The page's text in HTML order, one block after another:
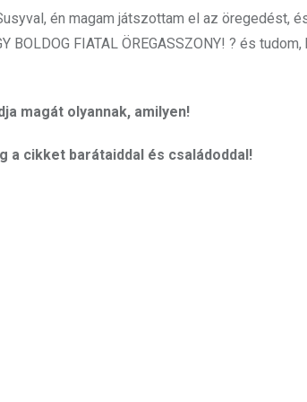
én magam játszottam el az öregedést,
FIATAL ÖREGASSZONY! ? és
magát olyannak, amilyen!
a cikket barátaiddal és családoddal!